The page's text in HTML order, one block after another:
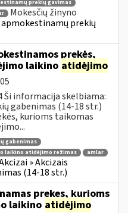
prekių gavimas
Mokesčių žinyno
apmokestinamų prekių
prekės,
laikino atidėjimo
Ši informacija skelbiama:
gabenimas (14-18 str.)
kurioms taikomas
gabenimas
laikino atidėjimo režimas amlar
» Akcizais
(14-18 str.)
prekes, kurioms
laikino atidėjimo